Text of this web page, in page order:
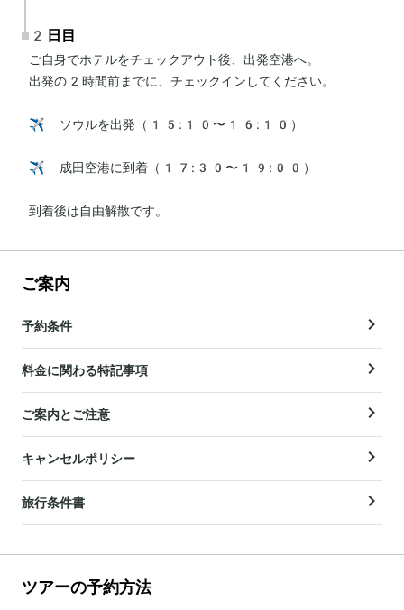
2日目
ご自身でホテルをチェックアウト後、出発空港へ。
出発の2時間前までに、チェックインしてください。
✈️ ソウルを出発（15:10〜16:10）
✈️ 成田空港に到着（17:30〜19:00）
到着後は自由解散です。
ご案内
予約条件
料金に関わる特記事項
ご案内とご注意
キャンセルポリシー
旅行条件書
ツアーの予約方法